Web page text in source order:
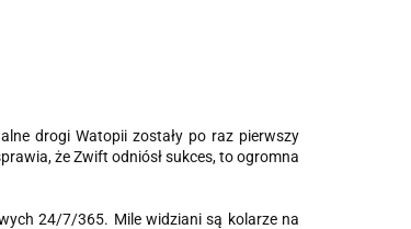
drogi Watopii zostały po raz pierwszy
że ​​Zwift odniósł sukces, to ogromna
24/7/365. Mile widziani są kolarze na